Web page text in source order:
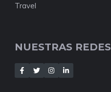
Travel
NUESTRAS REDES